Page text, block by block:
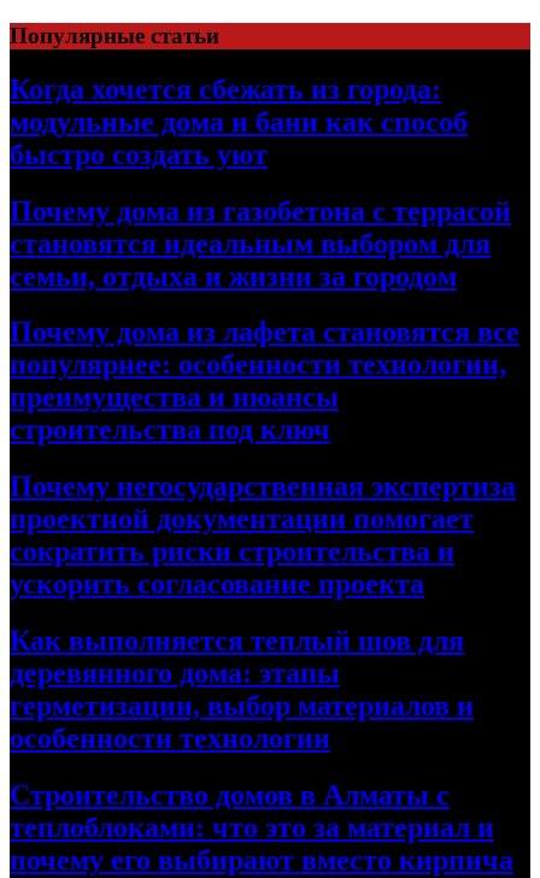
Перейти
к
содержимому
Популярные статьи
Когда хочется сбежать из города:
модульные дома и бани как способ
быстро создать уют
Почему дома из газобетона с террасой
становятся идеальным выбором для
семьи, отдыха и жизни за городом
Почему дома из лафета становятся все
популярнее: особенности технологии,
преимущества и нюансы
строительства под ключ
Почему негосударственная экспертиза
проектной документации помогает
сократить риски строительства и
ускорить согласование проекта
Как выполняется теплый шов для
деревянного дома: этапы
герметизации, выбор материалов и
особенности технологии
Строительство домов в Алматы с
теплоблоками: что это за материал и
почему его выбирают вместо кирпича